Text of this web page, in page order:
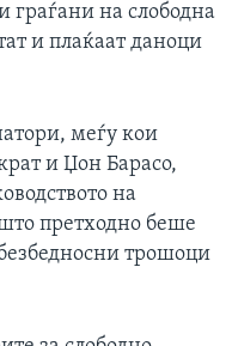
граѓани на слободна
и плаќаат даноци
меѓу кои
и Џон Барасо,
на
претходно беше
трошоци